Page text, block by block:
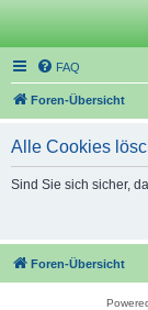
FAQ
Foren-Übersicht
Alle Cookies
Sind Sie sich sicher,
Foren-Übersicht